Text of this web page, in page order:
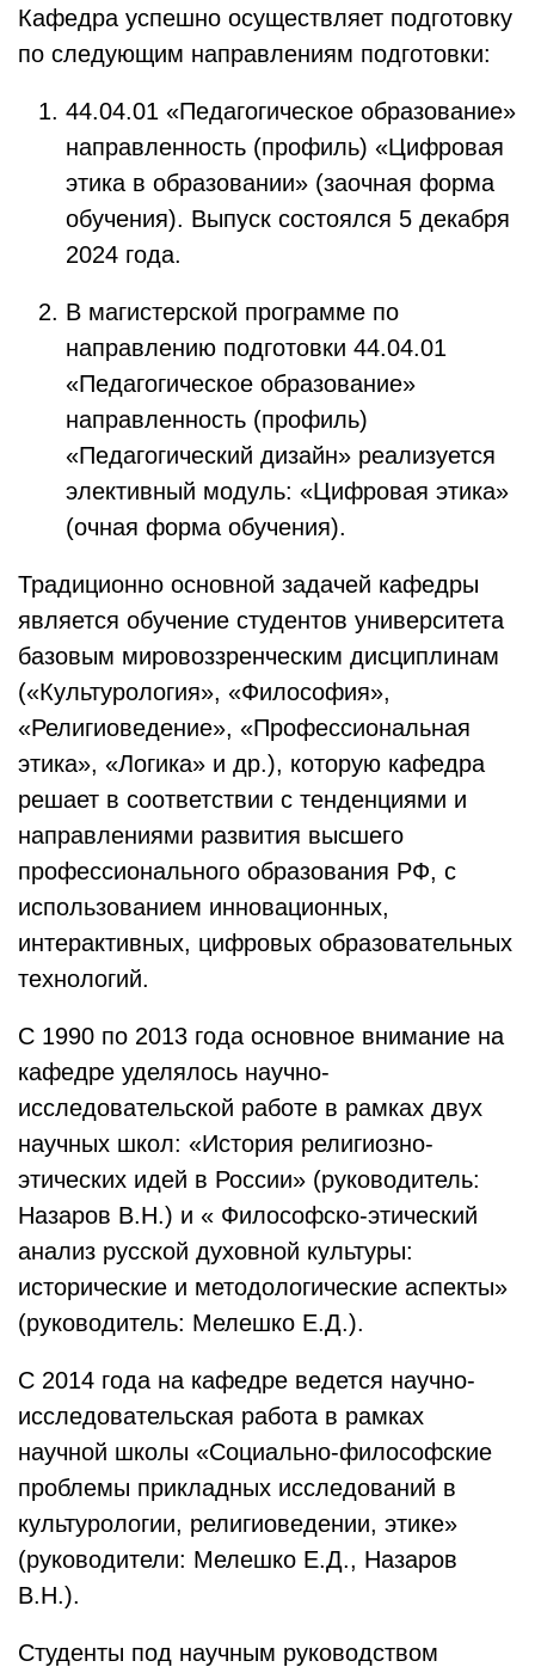
Кафедра успешно осуществляет подготовку
по следующим направлениям подготовки:
44.04.01 «Педагогическое образование»
направленность (профиль) «Цифровая
этика в образовании» (заочная форма
обучения). Выпуск состоялся 5 декабря
2024 года.
В магистерской программе по
направлению подготовки 44.04.01
«Педагогическое образование»
направленность (профиль)
«Педагогический дизайн» реализуется
элективный модуль: «Цифровая этика»
(очная форма обучения).
Традиционно основной задачей кафедры
является обучение студентов университета
базовым мировоззренческим дисциплинам
(«Культурология», «Философия»,
«Религиоведение», «Профессиональная
этика», «Логика» и др.), которую кафедра
решает в соответствии с тенденциями и
направлениями развития высшего
профессионального образования РФ, с
использованием инновационных,
интерактивных, цифровых образовательных
технологий.
С 1990 по 2013 года основное внимание на
кафедре уделялось научно-
исследовательской работе в рамках двух
научных школ: «История религиозно-
этических идей в России» (руководитель:
Назаров В.Н.) и « Философско-этический
анализ русской духовной культуры:
исторические и методологические аспекты»
(руководитель: Мелешко Е.Д.).
С 2014 года на кафедре ведется научно-
исследовательская работа в рамках
научной школы «Социально-философские
проблемы прикладных исследований в
культурологии, религиоведении, этике»
(руководители: Мелешко Е.Д., Назаров
В.Н.).
Студенты под научным руководством